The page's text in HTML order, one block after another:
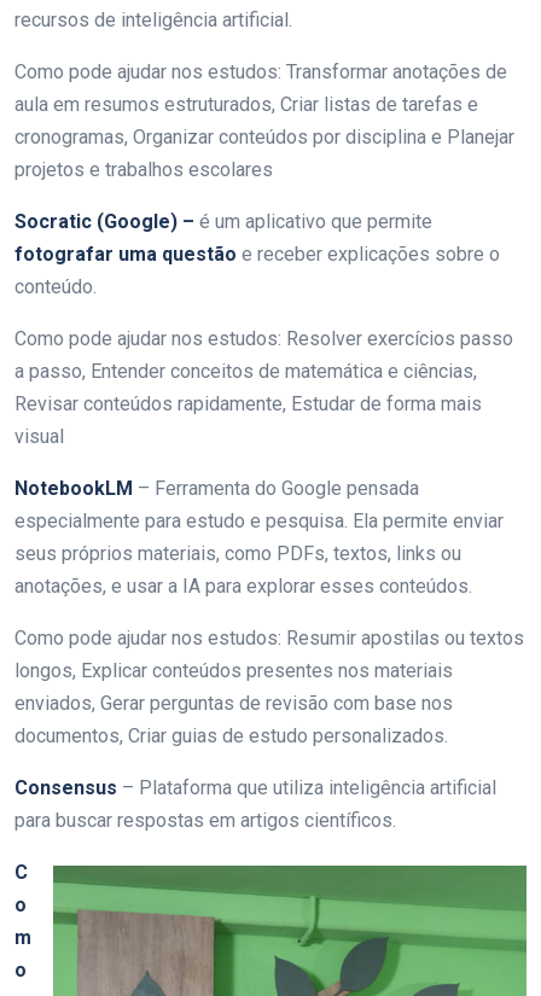
recursos de inteligência artificial.
Como pode ajudar nos estudos: Transformar anotações de
aula em resumos estruturados, Criar listas de tarefas e
cronogramas, Organizar conteúdos por disciplina e Planejar
projetos e trabalhos escolares
Socratic (Google) – é um aplicativo que permite
fotografar uma questão e receber explicações sobre o
conteúdo.
Como pode ajudar nos estudos: Resolver exercícios passo
a passo, Entender conceitos de matemática e ciências,
Revisar conteúdos rapidamente, Estudar de forma mais
visual
NotebookLM – Ferramenta do Google pensada
especialmente para estudo e pesquisa. Ela permite enviar
seus próprios materiais, como PDFs, textos, links ou
anotações, e usar a IA para explorar esses conteúdos.
Como pode ajudar nos estudos: Resumir apostilas ou textos
longos, Explicar conteúdos presentes nos materiais
enviados, Gerar perguntas de revisão com base nos
documentos, Criar guias de estudo personalizados.
Consensus – Plataforma que utiliza inteligência artificial
para buscar respostas em artigos científicos.
C
o
m
o